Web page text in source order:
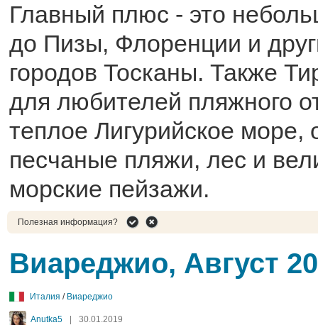
Главный плюс - это
до Пизы, Флоренции и
городов Тосканы. Также
для любителей пляжного
теплое Лигурийское море,
песчаные пляжи, лес и
морские пейзажи.
Полезная информация?
Виареджио, Август
Италия / Виареджио
Anutka5 30.01.2019